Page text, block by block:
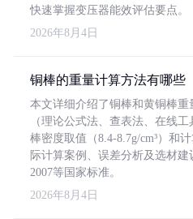
快速掌握变压器能效评估要点。
2026年8月4日
铜棒的重量计算方法有哪些
本文详细介绍了铜棒和黄铜棒
（理论公式法、查表法、在线
棒密度取值（8.4-8.7g/cm³）和
际计算案例、误差分析及选材建
2007等国家标准。
2026年8月4日